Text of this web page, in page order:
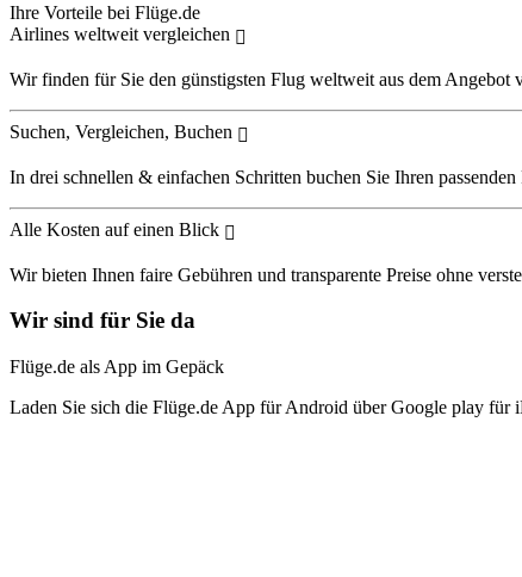
Ihre Vorteile bei Flüge.de
Airlines weltweit vergleichen
Wir finden für Sie den günstigsten Flug weltweit aus dem Angebot
Suchen, Vergleichen, Buchen
In drei schnellen & einfachen Schritten buchen Sie Ihren passenden
Alle Kosten auf einen Blick
Wir bieten Ihnen faire Gebühren und transparente Preise ohne
Wir sind für Sie da
Flüge.de als App im Gepäck
Laden Sie sich die Flüge.de App für Android über Google play für